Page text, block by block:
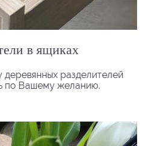
в ящиках
разделителей
по Вашему желанию.